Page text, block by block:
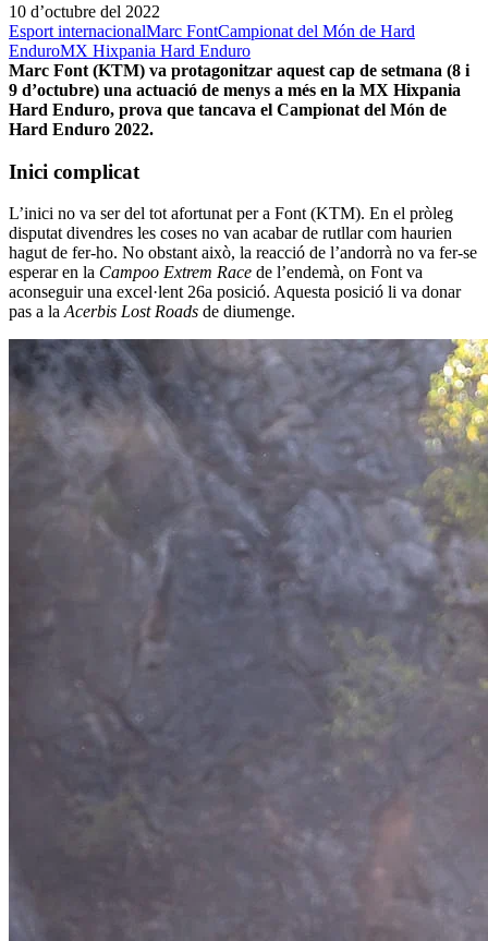
10 d’octubre del 2022
Esport internacionalMarc FontCampionat del Món de Hard
EnduroMX Hixpania Hard Enduro
Marc Font (KTM) va protagonitzar aquest cap de setmana (8 i
9 d’octubre) una actuació de menys a més en la MX Hixpania
Hard Enduro, prova que tancava el Campionat del Món de
Hard Enduro 2022.
Inici complicat
L’inici no va ser del tot afortunat per a Font (KTM). En el pròleg
disputat divendres les coses no van acabar de rutllar com haurien
hagut de fer-ho. No obstant això, la reacció de l’andorrà no va fer-se
esperar en la Campoo Extrem Race de l’endemà, on Font va
aconseguir una excel·lent 26a posició. Aquesta posició li va donar
pas a la Acerbis Lost Roads de diumenge.